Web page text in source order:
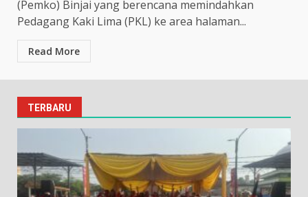
(Pemko) Binjai yang berencana memindahkan
Pedagang Kaki Lima (PKL) ke area halaman...
Read More
TERBARU